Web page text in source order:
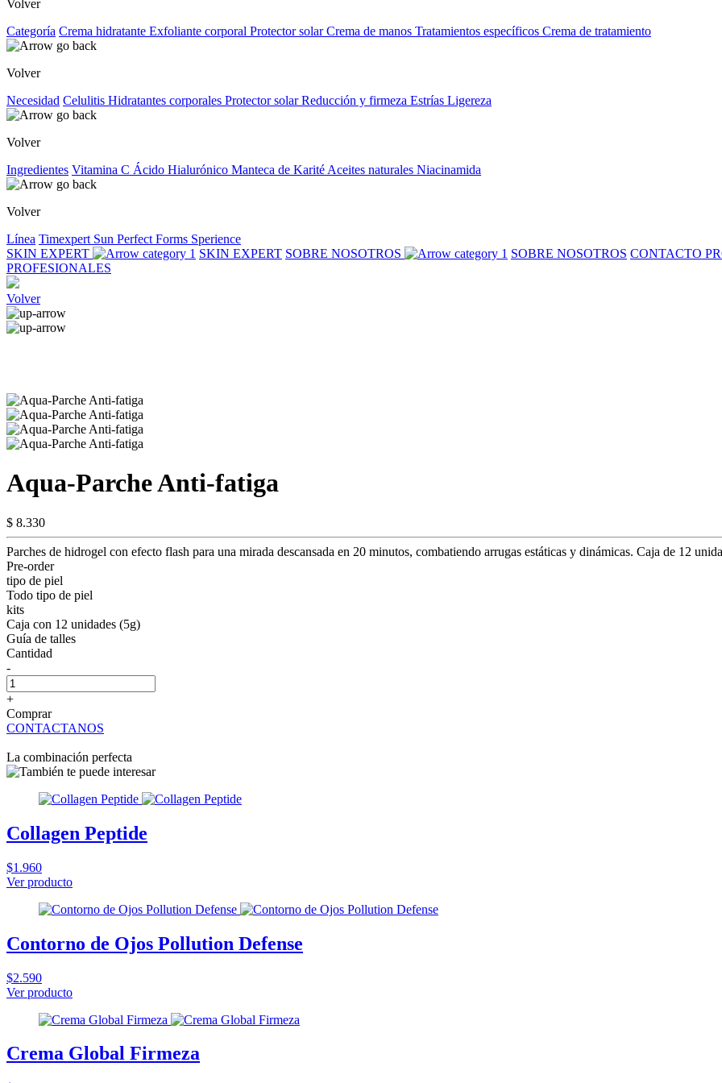
Volver
Categoría Crema hidratante Exfoliante corporal Protector solarCrema de manos Tratamientos específicos Crema de tratamiento
Volver
Necesidad Celulitis Hidratantes corporales Protector solarReducción y firmeza Estrías Ligereza
Volver
Ingredientes Vitamina C Ácido Hialurónico Manteca de Karité Aceites naturales Niacinamida
Volver
Línea Timexpert Sun Perfect Forms Sperience
SKIN EXPERT
SKIN EXPERT SOBRE NOSOTROS SOBRE NOSOTROS CONTACTO
PROFESIONALES
Volver
Aqua-Parche Anti-fatiga
$ 8.330
Parches de hidrogel con efecto flash para una mirada descansada en 20 minutos, combatiendo arrugas estáticas y dinámicas. Caja de 12
Pre-order
tipo de piel
Todo tipo de piel
kits
Caja con 12 unidades (5g)
Guía de talles
Cantidad
-
+
Comprar
CONTACTANOS
La combinación perfecta
Collagen Peptide
$1.960
Ver producto
Contorno de Ojos Pollution Defense
$2.590
Ver producto
Crema Global Firmeza